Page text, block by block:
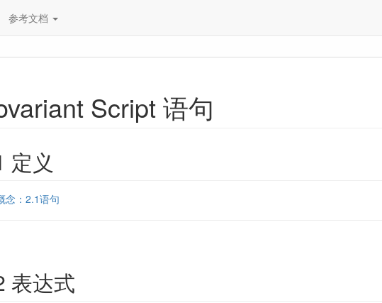
参考文档
Script 语句
定义
念：2.1语句
表达式